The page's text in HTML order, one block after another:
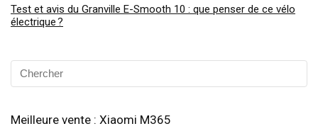
Test et avis du Granville E-Smooth 10 : que penser de ce vélo
électrique ?
Meilleure vente : Xiaomi M365